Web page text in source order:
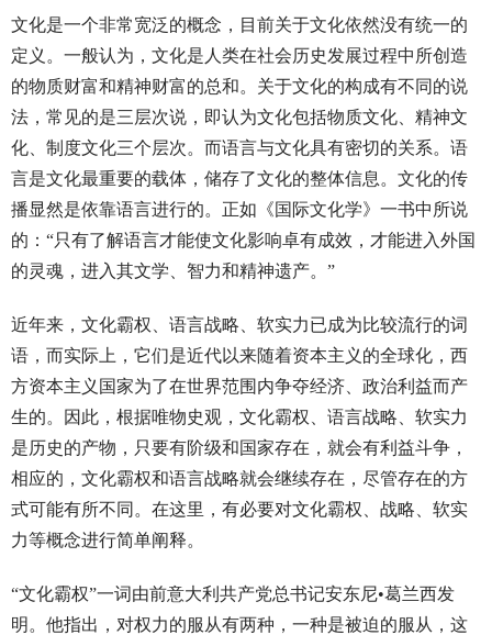
文化是一个非常宽泛的概念，目前关于文化依然没有统一的
定义。一般认为，文化是人类在社会历史发展过程中所创造
的物质财富和精神财富的总和。关于文化的构成有不同的说
法，常见的是三层次说，即认为文化包括物质文化、精神文
化、制度文化三个层次。而语言与文化具有密切的关系。语
言是文化最重要的载体，储存了文化的整体信息。文化的传
播显然是依靠语言进行的。正如《国际文化学》一书中所说
的：“只有了解语言才能使文化影响卓有成效，才能进入外国
的灵魂，进入其文学、智力和精神遗产。”
近年来，文化霸权、语言战略、软实力已成为比较流行的词
语，而实际上，它们是近代以来随着资本主义的全球化，西
方资本主义国家为了在世界范围内争夺经济、政治利益而产
生的。因此，根据唯物史观，文化霸权、语言战略、软实力
是历史的产物，只要有阶级和国家存在，就会有利益斗争，
相应的，文化霸权和语言战略就会继续存在，尽管存在的方
式可能有所不同。在这里，有必要对文化霸权、战略、软实
力等概念进行简单阐释。
“文化霸权”一词由前意大利共产党总书记安东尼•葛兰西发
明。他指出，对权力的服从有两种，一种是被迫的服从，这